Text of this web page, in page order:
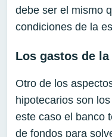
debe ser el mismo
condiciones de la
Los gastos de
Otro de los
hipotecarios son
este caso el banco
de fondos para